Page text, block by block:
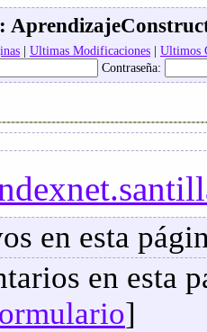
| Ultimas Modificaciones | Ultimos
Contraseña:
en esta
en esta
]